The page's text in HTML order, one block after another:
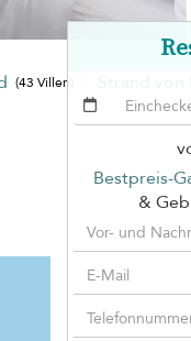
(43 Villen)
Bestpreis-
&